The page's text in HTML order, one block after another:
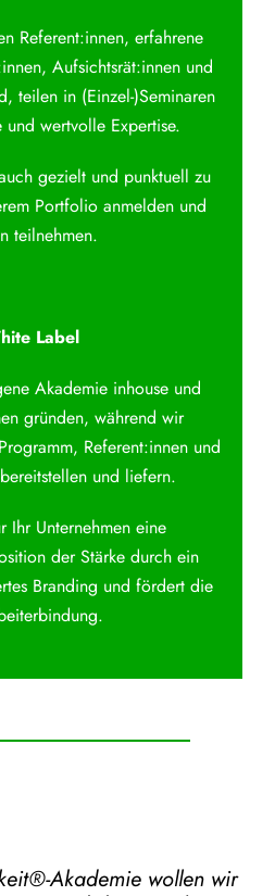
Referent:innen, erfahrene
Aufsichtsrät:innen und
teilen in (Einzel-)Seminaren
wertvolle Expertise.
gezielt und punktuell zu
Portfolio anmelden und
teilnehmen.
Label
Akademie inhouse und
gründen, während wir
Referent:innen und
und liefern.
Ihr Unternehmen eine
der Stärke durch ein
Branding und fördert die
Akademiewollen wir